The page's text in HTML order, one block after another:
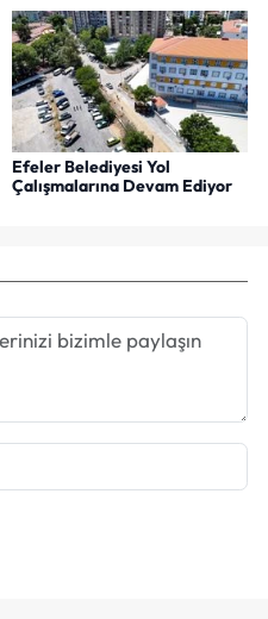
Efeler Belediyesi Yol
Çalışmalarına Devam Ediyor